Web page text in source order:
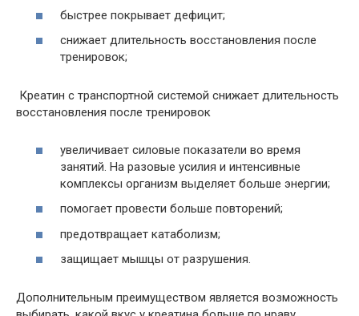
быстрее покрывает дефицит;
снижает длительность восстановления после
тренировок;
Креатин с транспортной системой снижает длительность
восстановления после тренировок
увеличивает силовые показатели во время
занятий. На разовые усилия и интенсивные
комплексы организм выделяет больше энергии;
помогает провести больше повторений;
предотвращает катаболизм;
защищает мышцы от разрушения.
Дополнительным преимуществом является возможность